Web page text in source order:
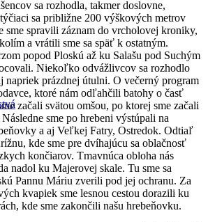
sa rozhodla, takmer doslovne,
sa približne 200 výškových metrov
sme spravili záznam do vrcholovej kroniky,
a vrátili sme sa späť k ostatným.
popod Ploskú až ku Salašu pod Suchým
Niekoľko odvážlivcov sa rozhodlo
napriek prázdnej útulni. O večerný program
ktoré nám odľahčili batohy o časť
začali svätou omšou, po ktorej sme začali
sme po hrebeni výstúpali na
a aj Veľkej Fatry, Ostredok. Odtiaľ
kde sme pre dvíhajúcu sa oblačnosť
končiarov. Tmavnúca obloha nás
nadol ku Majerovej skale. Tu sme sa
Pannu Máriu zverili pod jej ochranu. Za
kvapiek sme lesnou cestou dorazili ku
kde sme zakončili našu hrebeňovku.